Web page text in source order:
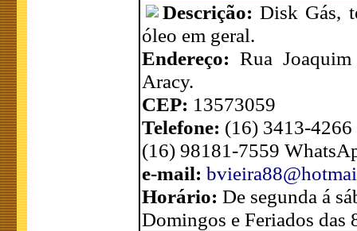
Descrição:Disk Gás,
óleo em geral.
Endereço: Rua
Aracy.
CEP: 13573059
Telefone: (16) 3413-4266
(16) 98181-7559
e-mail:
Horário: De segunda á
Domingos e Feriados das